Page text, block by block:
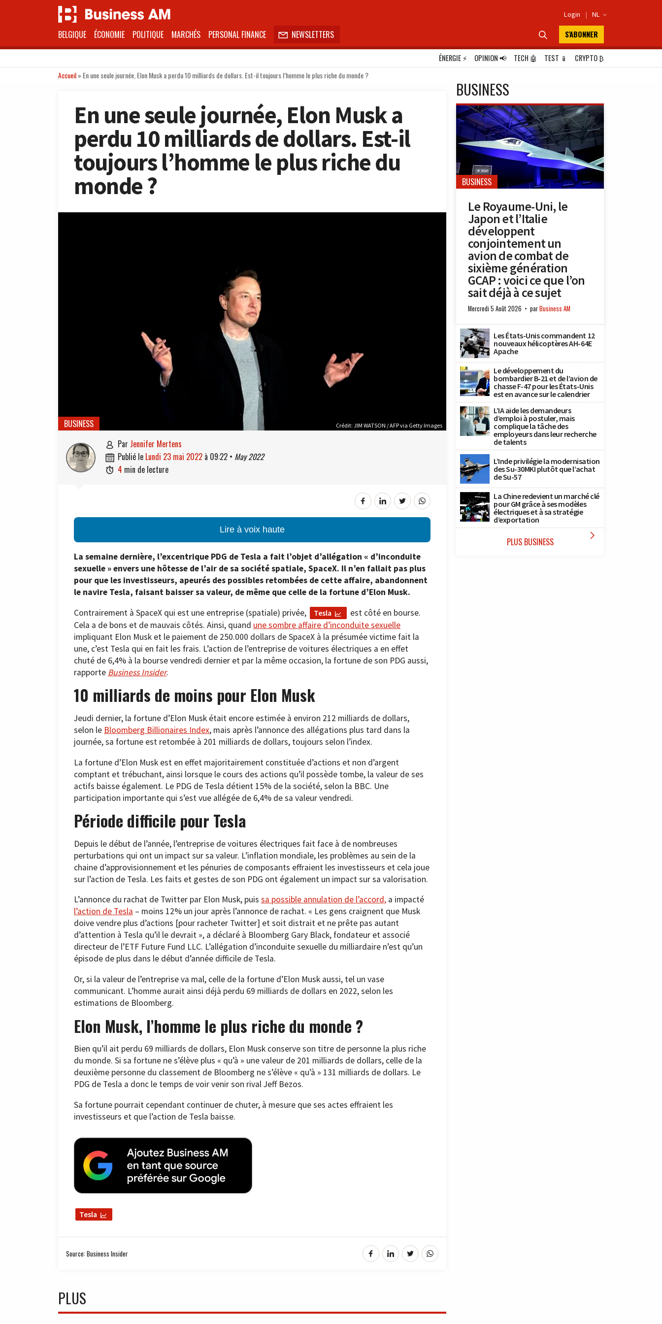
Login | NL 
BELGIQUE ÉCONOMIE POLITIQUE MARCHÉS PERSONAL FINANCE  NEWSLETTERS  S'ABONNER
ÉNERGIE⚡ OPINION📢 TECH 🤖 TEST 📱 CRYPTO₿
Accueil» En une seule journée, Elon Musk a perdu 10 milliards de dollars. Est-il toujours l’homme le plus riche du monde ?
En une seule journée, Elon Musk a
perdu 10 milliards de dollars. Est-il
toujours l’homme le plus riche du
monde ?
Crédit: JIM WATSON / AFP via Getty Images
BUSINESS
 par Jennifer Mertens
 publié le lundi 23 mai 2022 à 09:22 • May 2022
 4 min de lecture
Lire à voix haute
La semaine dernière, l’excentrique PDG de Tesla a fait l’objet d’allégation « d’inconduite
sexuelle » envers une hôtesse de l’air de sa société spatiale, SpaceX. Il n’en fallait pas plus
pour que les investisseurs, apeurés des possibles retombées de cette affaire, abandonnent
le navire Tesla, faisant baisser sa valeur, de même que celle de la fortune d’Elon Musk.
Contrairement à SpaceX qui est une entreprise (spatiale) privée,
Tesla
est côté en bourse.
Cela a de bons et de mauvais côtés. Ainsi, quand une sombre affaire d’inconduite sexuelle
impliquant Elon Musk et le paiement de 250.000 dollars de SpaceX à la présumée victime fait la
une, c’est Tesla qui en fait les frais. L’action de l’entreprise de voitures électriques a en effet
chuté de 6,4% à la bourse vendredi dernier et par la même occasion, la fortune de son PDG aussi,
rapporte Business Insider.
10 milliards de moins pour Elon Musk
Jeudi dernier, la fortune d’Elon Musk était encore estimée à environ 212 milliards de dollars,
selon le Bloomberg Billionaires Index, mais après l’annonce des allégations plus tard dans la
journée, sa fortune est retombée à 201 milliards de dollars, toujours selon l’index.
La fortune d’Elon Musk est en effet majoritairement constituée d’actions et non d’argent
comptant et trébuchant, ainsi lorsque le cours des actions qu’il possède tombe, la valeur de ses
actifs baisse également. Le PDG de Tesla détient 15% de la société, selon la BBC. Une
participation importante qui s’est vue allégée de 6,4% de sa valeur vendredi.
Période difficile pour Tesla
Depuis le début de l’année, l’entreprise de voitures électriques fait face à de nombreuses
perturbations qui ont un impact sur sa valeur. L’inflation mondiale, les problèmes au sein de la
chaine d’approvisionnement et les pénuries de composants effraient les investisseurs et cela joue
sur l’action de Tesla. Les faits et gestes de son PDG ont également un impact sur sa valorisation.
L’annonce du rachat de Twitter par Elon Musk, puis sa possible annulation de l’accord, a impacté
l’action de Tesla – moins 12% un jour après l’annonce de rachat. « Les gens craignent que Musk
doive vendre plus d’actions [pour racheter Twitter] et soit distrait et ne prête pas autant
d’attention à Tesla qu’il le devrait », a déclaré à Bloomberg Gary Black, fondateur et associé
directeur de l’ETF Future Fund LLC. L’allégation d’inconduite sexuelle du milliardaire n’est qu’un
épisode de plus dans le début d’année difficile de Tesla.
Or, si la valeur de l’entreprise va mal, celle de la fortune d’Elon Musk aussi, tel un vase
communicant. L’homme aurait ainsi déjà perdu 69 milliards de dollars en 2022, selon les
estimations de Bloomberg.
Elon Musk, l’homme le plus riche du monde ?
Bien qu’il ait perdu 69 milliards de dollars, Elon Musk conserve son titre de personne la plus riche
du monde. Si sa fortune ne s’élève plus « qu’à » une valeur de 201 milliards de dollars, celle de la
deuxième personne du classement de Bloomberg ne s’élève « qu’à » 131 milliards de dollars. Le
PDG de Tesla a donc le temps de voir venir son rival Jeff Bezos.
Sa fortune pourrait cependant continuer de chuter, à mesure que ses actes effraient les
investisseurs et que l’action de Tesla baisse.
Tesla
Source: Business Insider
PLUS
BUSINESS
BUSINESS
Le Royaume-Uni, le
Japon et l’Italie
développent
conjointement un
avion de combat de
sixième génération
GCAP : voici ce que l’on
sait déjà à ce sujet
Mercredi 5 Août 2026 parBusiness AM
Les États-Unis commandent 12
nouveaux hélicoptères AH-64E
Apache
Le développement du
bombardier B-21 et de l’avion de
chasse F-47 pour les États-Unis
est en avance sur le calendrier
L’IA aide les demandeurs
d’emploi à postuler, mais
complique la tâche des
employeurs dans leur recherche
de talents
L’Inde privilégie la modernisation
des Su-30MKI plutôt que l’achat
de Su-57
La Chine redevient un marché clé
pour GM grâce à ses modèles
électriques et à sa stratégie
d’exportation
PLUS BUSINESS 